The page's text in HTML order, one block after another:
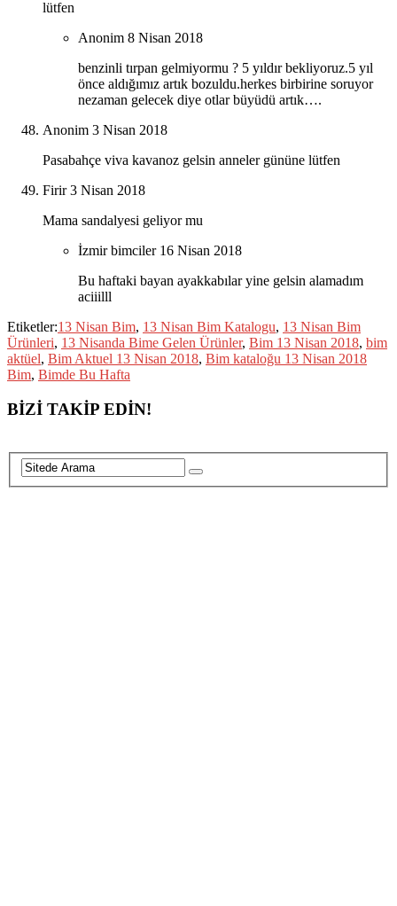
lütfen
Anonim 8 Nisan 2018
benzinli tırpan gelmiyormu ? 5 yıldır bekliyoruz.5 yıl
önce aldığımız artık bozuldu.herkes birbirine soruyor
nezaman gelecek diye otlar büyüdü artık….
Anonim 3 Nisan 2018
Pasabahçe viva kavanoz gelsin anneler gününe lütfen
Firir 3 Nisan 2018
Mama sandalyesi geliyor mu
İzmir bimciler 16 Nisan 2018
Bu haftaki bayan ayakkabılar yine gelsin alamadım
aciiilll
Etiketler:13 Nisan Bim, 13 Nisan Bim Katalogu, 13 Nisan Bim
Ürünleri, 13 Nisanda Bime Gelen Ürünler, Bim 13 Nisan 2018, bim
aktüel, Bim Aktuel 13 Nisan 2018, Bim kataloğu 13 Nisan 2018
Bim, Bimde Bu Hafta
BİZİ TAKİP EDİN!